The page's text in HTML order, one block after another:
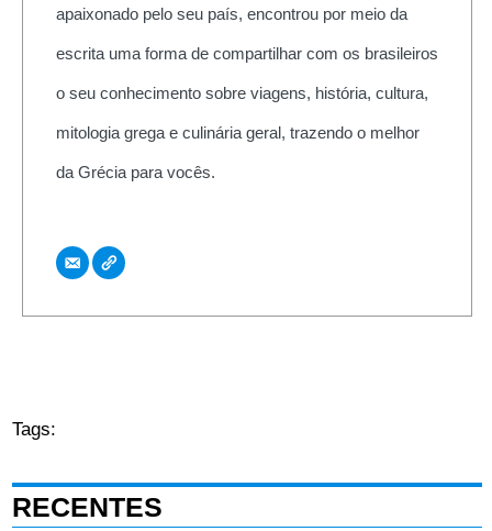
apaixonado pelo seu país, encontrou por meio da
escrita uma forma de compartilhar com os brasileiros
o seu conhecimento sobre viagens, história, cultura,
mitologia grega e culinária geral, trazendo o melhor
da Grécia para vocês.
Tags:
RECENTES